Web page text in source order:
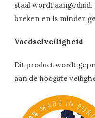
staal wordt
breken en is minder
Voedselveiligheid
Dit product wordt
aan de hoogste